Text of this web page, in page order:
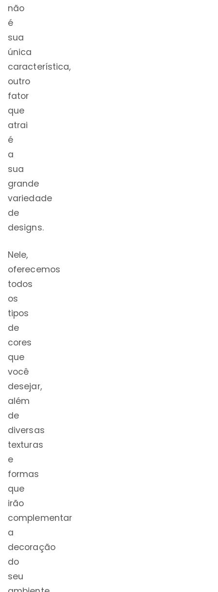
não
é
sua
única
característica,
outro
fator
que
atrai
é
a
sua
grande
variedade
de
designs.
Nele,
oferecemos
todos
os
tipos
de
cores
que
você
desejar,
além
de
diversas
texturas
e
formas
que
irão
complementar
a
decoração
do
seu